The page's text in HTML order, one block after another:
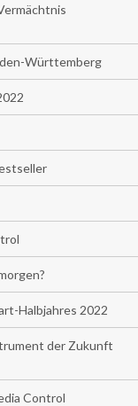
Württemberg
Halbjahres 2022
der Zukunft
Control